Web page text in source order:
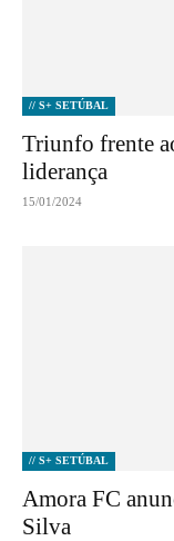
// S+ SETÚBAL
Triunfo frente
liderança
15/01/2024
// S+ SETÚBAL
Amora FC
Silva